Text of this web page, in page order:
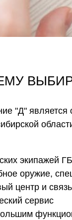
"Д"
экипажей
оружие,
центр и
сервис